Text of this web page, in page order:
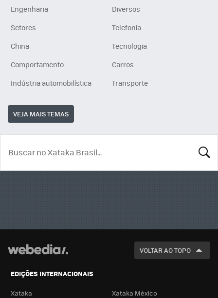
Engenharia
Diversos
Setores
Telefonia
China
Tecnologia
Comportamento
Carros
Indústria automobilística
Transporte
VEJA MAIS TEMAS
VOLTAR AO TOPO
EDIÇÕES INTERNACIONAIS
Xataka Xataka México